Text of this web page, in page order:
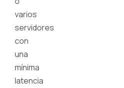
varios
servidores
con
una
mínima
latencia